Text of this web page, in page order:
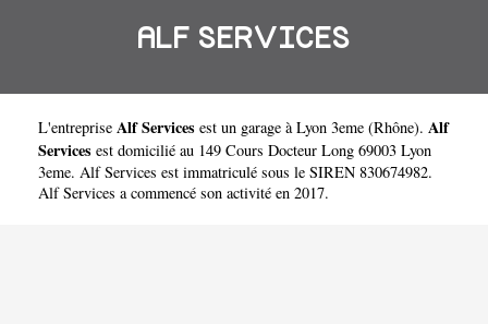
ALF SERVICES
L'entreprise Alf Services est un garage à Lyon 3eme (Rhône). Alf
Services est domicilié au 149 Cours Docteur Long 69003 Lyon
3eme. Alf Services est immatriculé sous le SIREN 830674982.
Alf Services a commencé son activité en 2017.